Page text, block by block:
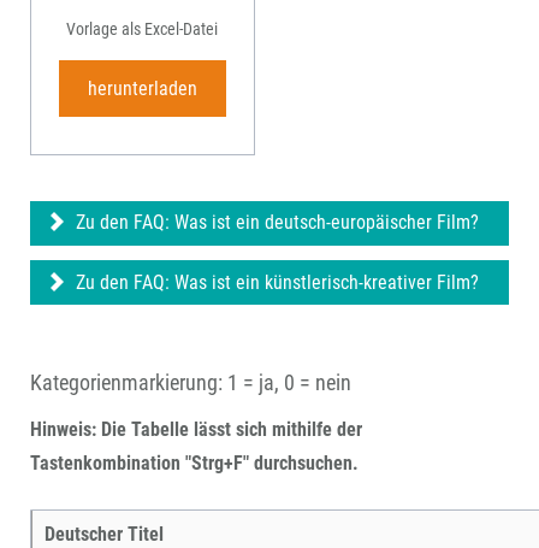
Vorlage als Excel-Datei
herunterladen
Zu den FAQ: Was ist ein deutsch-europäischer Film?
Zu den FAQ: Was ist ein künstlerisch-kreativer Film?
Kategorienmarkierung: 1 = ja, 0 = nein
Hinweis: Die Tabelle lässt sich mithilfe der
Tastenkombination "Strg+F" durchsuchen.
Deutscher Titel